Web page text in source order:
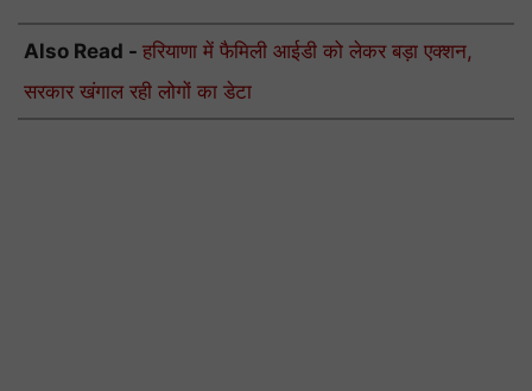
Also Read - हरियाणा में फैमिली आईडी को लेकर बड़ा एक्शन,
सरकार खंगाल रही लोगों का डेटा